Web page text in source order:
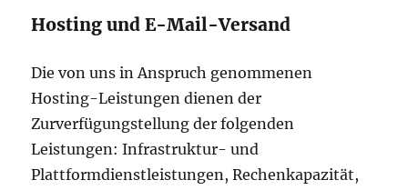
Hosting und E-Mail-Versand
Die von uns in Anspruch genommenen
Hosting-Leistungen dienen der
Zurverfügungstellung der folgenden
Leistungen: Infrastruktur- und
Plattformdienstleistungen, Rechenkapazität,